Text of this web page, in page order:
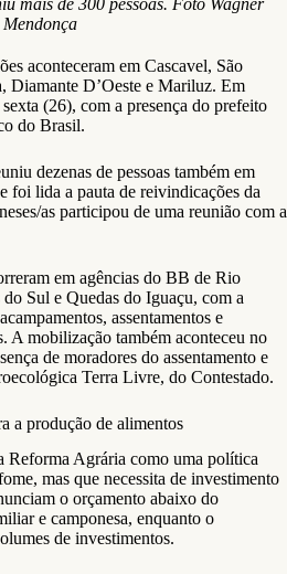
Mendonça
aconteceram em Cascavel, São
Diamante D’Oeste e Mariluz. Em
(26), com a presença do prefeito
do Brasil.
dezenas de pessoas também em
foi lida a pauta de reivindicações da
as participou de uma reunião com a
em agências do BB de Rio
Sul e Quedas do Iguaçu, com a
assentamentos e
A mobilização também aconteceu no
de moradores do assentamento e
Terra Livre, do Contestado.
a produção de alimentos
Reforma Agrária como uma política
mas que necessita de investimento
o orçamento abaixo do
e camponesa, enquanto o
de investimentos.